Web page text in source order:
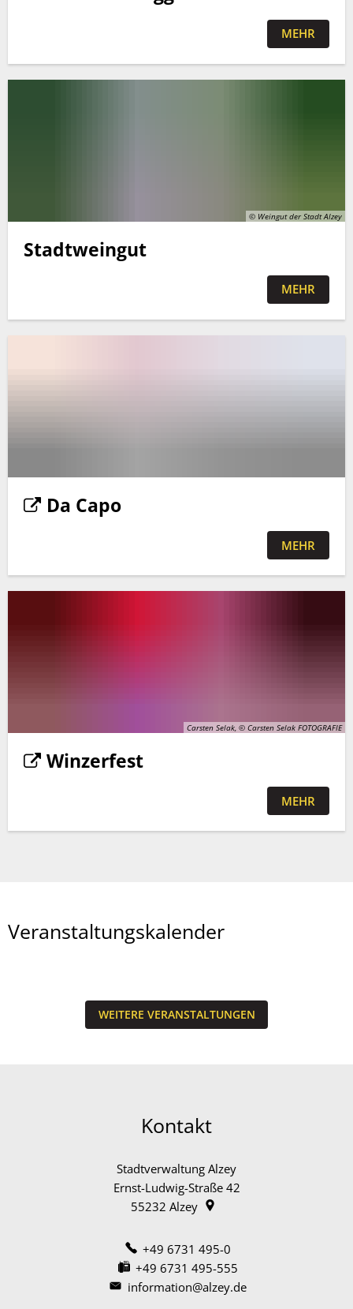
MEHR
© Weingut der Stadt Alzey
Stadtweingut
MEHR
Da Capo
MEHR
Carsten Selak, © Carsten Selak FOTOGRAFIE
Winzerfest
MEHR
Veranstaltungskalender
WEITERE VERANSTALTUNGEN
Kontakt
Stadtverwaltung Alzey
Ernst-Ludwig-Straße 42
55232 Alzey
+49 6731 495-0
+49 6731 495-555
information@alzey.de